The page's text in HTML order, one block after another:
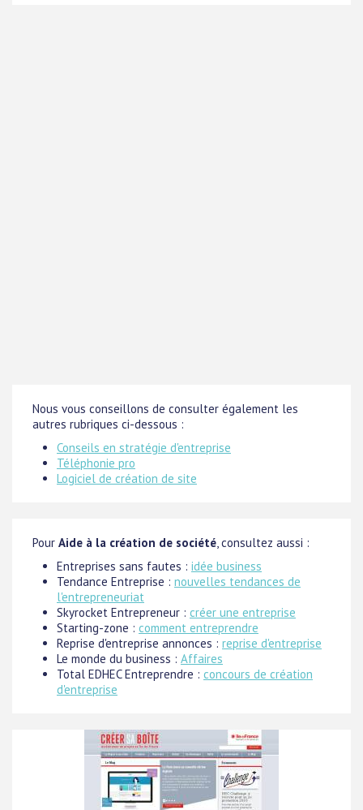
Nous vous conseillons de consulter également les
autres rubriques ci-dessous :
Conseils en stratégie d'entreprise
Téléphonie pro
Logiciel de création de site
Pour Aide à la création de société, consultez aussi :
Entreprises sans fautes : idée business
Tendance Entreprise : nouvelles tendances de
l'entrepreneuriat
Skyrocket Entrepreneur : créer une entreprise
Starting-zone : comment entreprendre
Reprise d'entreprise annonces : reprise d'entreprise
Le monde du business : Affaires
Total EDHEC Entreprendre : concours de création
d'entreprise